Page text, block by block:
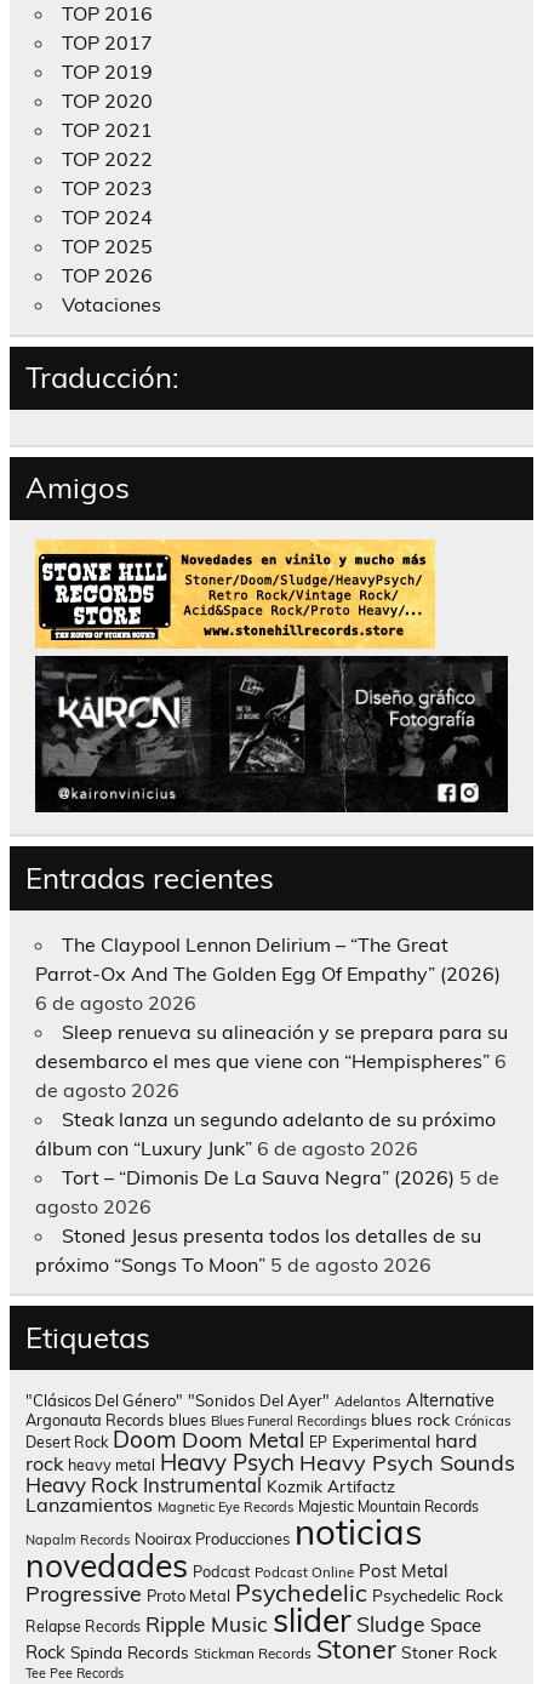
TOP 2016
TOP 2017
TOP 2019
TOP 2020
TOP 2021
TOP 2022
TOP 2023
TOP 2024
TOP 2025
TOP 2026
Votaciones
Traducción:
Amigos
Entradas recientes
The Claypool Lennon Delirium – “The Great
Parrot-Ox And The Golden Egg Of Empathy” (2026)
6 de agosto 2026
Sleep renueva su alineación y se prepara para su
desembarco el mes que viene con “Hempispheres” 6
de agosto 2026
Steak lanza un segundo adelanto de su próximo
álbum con “Luxury Junk” 6 de agosto 2026
Tort – “Dimonis De La Sauva Negra” (2026) 5 de
agosto 2026
Stoned Jesus presenta todos los detalles de su
próximo “Songs To Moon” 5 de agosto 2026
Etiquetas
"Clásicos Del Género" "Sonidos Del Ayer" Adelantos Alternative
Argonauta Records blues Blues Funeral Recordings blues rock Crónicas
Desert Rock Doom Doom Metal EP Experimental hard
rock heavy metal Heavy Psych Heavy Psych Sounds
Heavy Rock Instrumental Kozmik Artifactz
Lanzamientos Magnetic Eye Records Majestic Mountain Records
Napalm Records Nooirax Producciones noticias
novedades Podcast Podcast Online Post Metal
Progressive Proto Metal Psychedelic Psychedelic Rock
Relapse Records Ripple Music slider Sludge Space
Rock Spinda Records Stickman Records Stoner Stoner Rock
Tee Pee Records